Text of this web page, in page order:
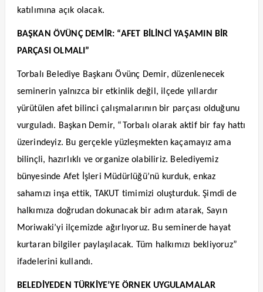
katılımına açık olacak.
BAŞKAN ÖVÜNÇ DEMİR: “AFET BİLİNCİ YAŞAMIN BİR
PARÇASI OLMALI”
Torbalı Belediye Başkanı Övünç Demir, düzenlenecek
seminerin yalnızca bir etkinlik değil, ilçede yıllardır
yürütülen afet bilinci çalışmalarının bir parçası olduğunu
vurguladı. Başkan Demir, “Torbalı olarak aktif bir fay hattı
üzerindeyiz. Bu gerçekle yüzleşmekten kaçamayız ama
bilinçli, hazırlıklı ve organize olabiliriz. Belediyemiz
bünyesinde Afet İşleri Müdürlüğü’nü kurduk, enkaz
sahamızı inşa ettik, TAKUT timimizi oluşturduk. Şimdi de
halkımıza doğrudan dokunacak bir adım atarak, Sayın
Moriwaki’yi ilçemizde ağırlıyoruz. Bu seminerde hayat
kurtaran bilgiler paylaşılacak. Tüm halkımızı bekliyoruz”
ifadelerini kullandı.
BELEDİYEDEN TÜRKİYE’YE ÖRNEK UYGULAMALAR